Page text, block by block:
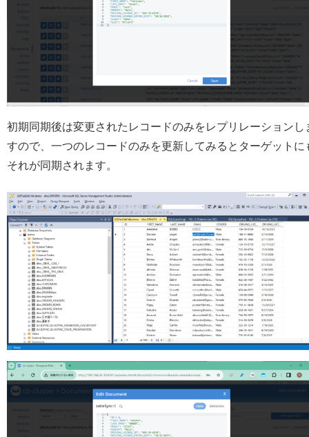
初期同期後は変更されたレコードのみをレプリレーションし
すので、一つのレコードのみを更新してみるとターゲットに
それが同期されます。